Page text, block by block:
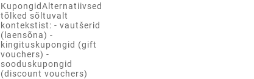
KupongidAlternatiivsed
tõlked sõltuvalt
kontekstist: - vautšerid
(laensõna) -
kingituskupongid (gift
vouchers) -
sooduskupongid
(discount vouchers)